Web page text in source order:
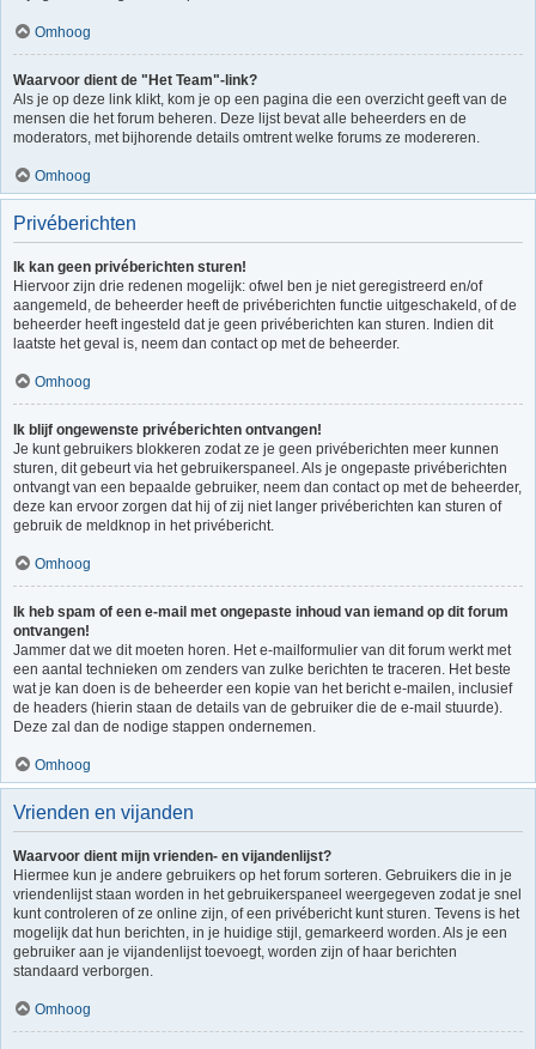
Omhoog
Waarvoor dient de "Het Team"-link?
Als je op deze link klikt, kom je op een pagina die een overzicht geeft van de
mensen die het forum beheren. Deze lijst bevat alle beheerders en de
moderators, met bijhorende details omtrent welke forums ze modereren.
Omhoog
Privéberichten
Ik kan geen privéberichten sturen!
Hiervoor zijn drie redenen mogelijk: ofwel ben je niet geregistreerd en/of
aangemeld, de beheerder heeft de privéberichten functie uitgeschakeld, of de
beheerder heeft ingesteld dat je geen privéberichten kan sturen. Indien dit
laatste het geval is, neem dan contact op met de beheerder.
Omhoog
Ik blijf ongewenste privéberichten ontvangen!
Je kunt gebruikers blokkeren zodat ze je geen privéberichten meer kunnen
sturen, dit gebeurt via het gebruikerspaneel. Als je ongepaste privéberichten
ontvangt van een bepaalde gebruiker, neem dan contact op met de beheerder,
deze kan ervoor zorgen dat hij of zij niet langer privéberichten kan sturen of
gebruik de meldknop in het privébericht.
Omhoog
Ik heb spam of een e-mail met ongepaste inhoud van iemand op dit forum
ontvangen!
Jammer dat we dit moeten horen. Het e-mailformulier van dit forum werkt met
een aantal technieken om zenders van zulke berichten te traceren. Het beste
wat je kan doen is de beheerder een kopie van het bericht e-mailen, inclusief
de headers (hierin staan de details van de gebruiker die de e-mail stuurde).
Deze zal dan de nodige stappen ondernemen.
Omhoog
Vrienden en vijanden
Waarvoor dient mijn vrienden- en vijandenlijst?
Hiermee kun je andere gebruikers op het forum sorteren. Gebruikers die in je
vriendenlijst staan worden in het gebruikerspaneel weergegeven zodat je snel
kunt controleren of ze online zijn, of een privébericht kunt sturen. Tevens is het
mogelijk dat hun berichten, in je huidige stijl, gemarkeerd worden. Als je een
gebruiker aan je vijandenlijst toevoegt, worden zijn of haar berichten
standaard verborgen.
Omhoog